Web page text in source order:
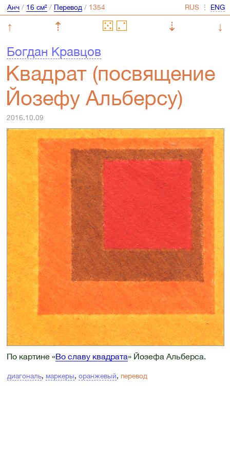
Анч/ 16 см²/ Перевод/ ⋮
↑ ⇡ ⇣
↓
Богдан Кравцов
Квадрат (посвящение
Йозефу Альберсу)
2016.10.09
По картине «Во славу квадрата» Йозефа Альберса.
диагональ, маркеры, оранжевый, перевод